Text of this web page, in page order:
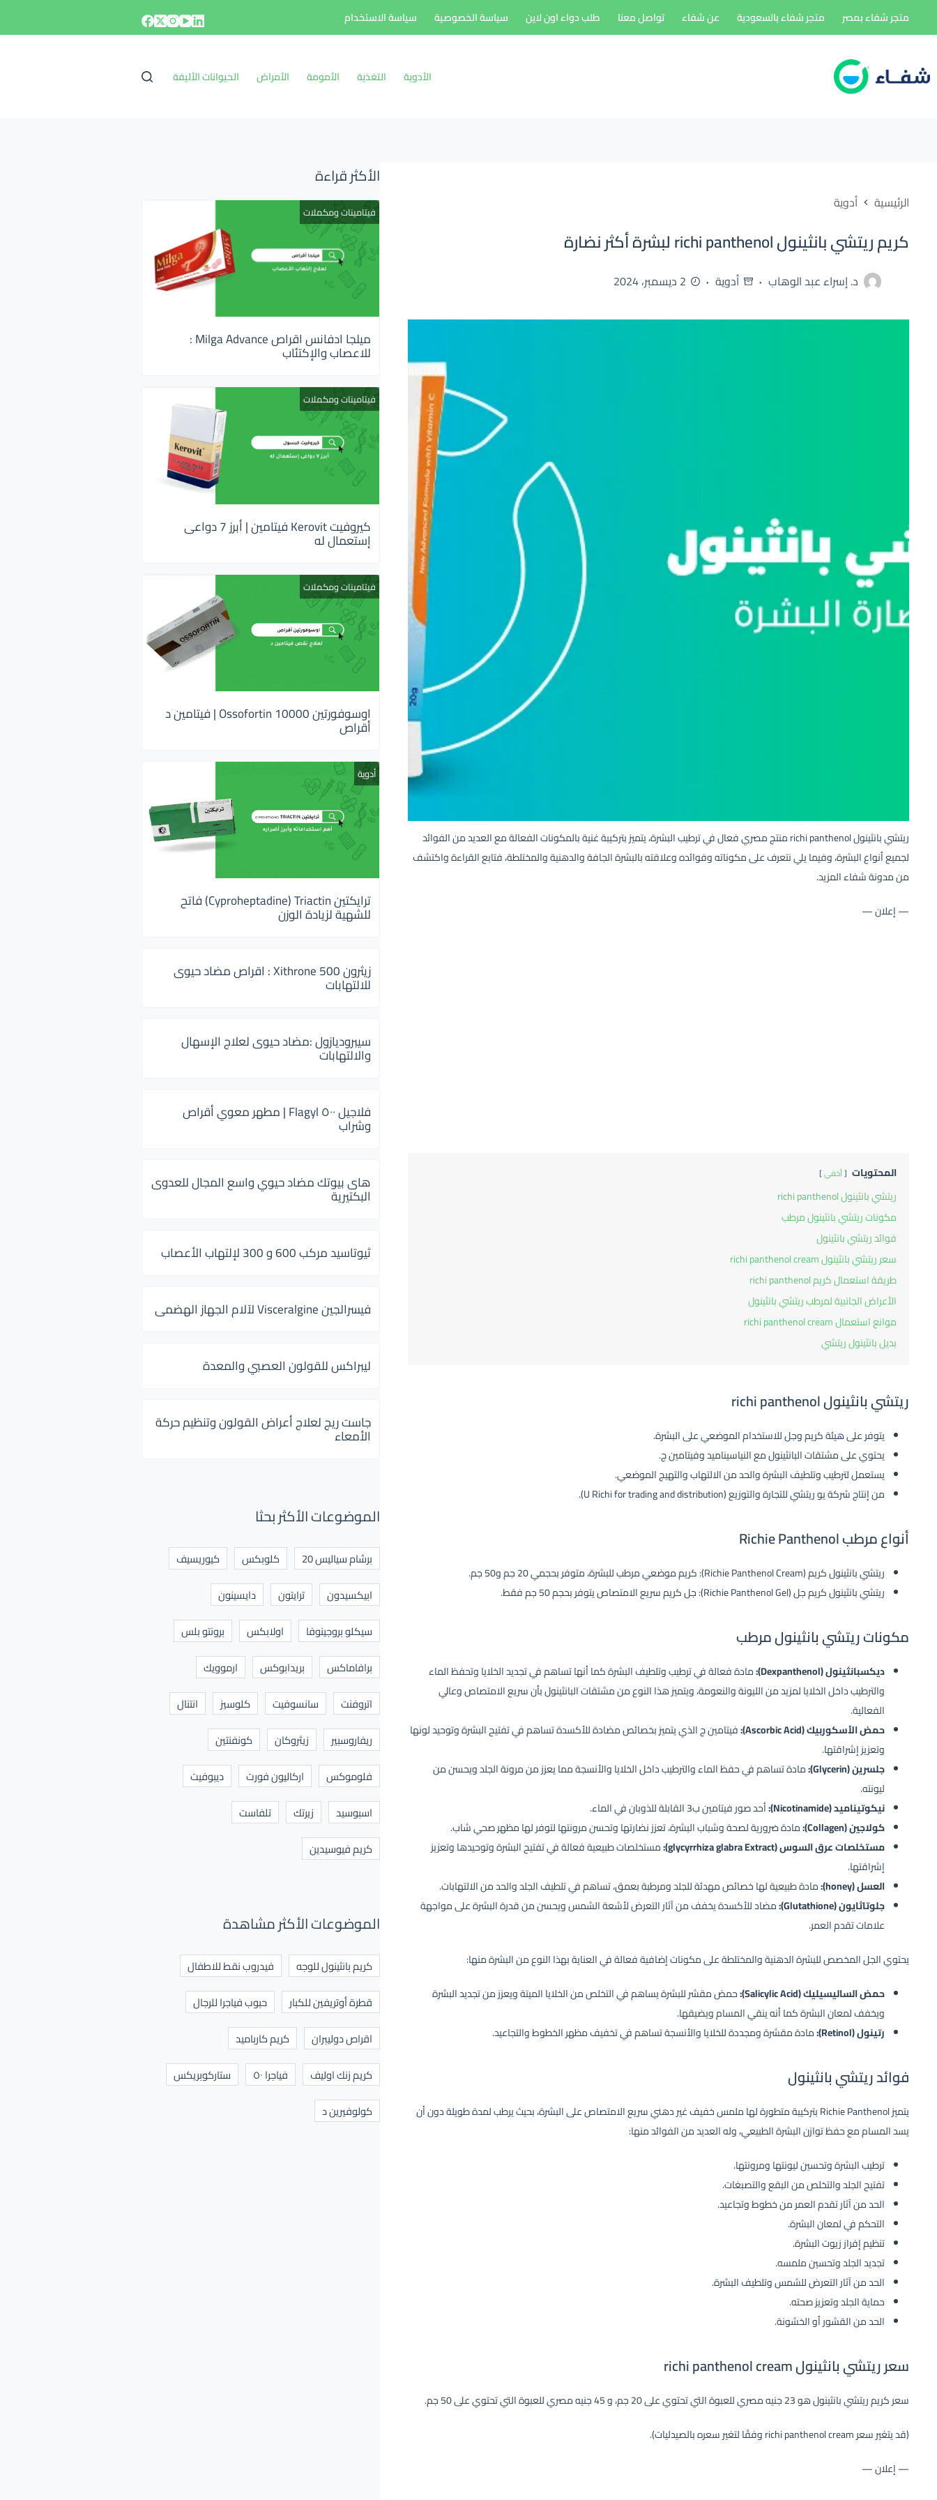
إلى
متجر شفاء بمصر متجر شفاء بالسعودية عن شفاء تواصل معنا طلب دواء اون لاين سياسة الخصوصية سياسة الاستخدام
الأدوية التغذية الأمومة الأمراض الحيوانات الأليفة
الرئيسية أدوية
كريم ريتشي بانثينول richi panthenol لبشرة أكثر نضارة
د. إسراء عبد الوهاب أدوية 2 ديسمبر، 2024
ريتشي بانثينول richi panthenol منتج مصري فعال في ترطيب البشرة، يتميز بتركيبة غنية بالمكونات الفعالة مع العديد من الفوائد
لجميع أنواع البشرة، وفيما يلي نتعرف على مكوناته وفوائده وعلاقته بالبشرة الجافة والدهنية والمختلطة، فتابع القراءة واكتشف
من مدونة شفاء المزيد.
— إعلان —
المحتويات أخفي
ريتشي بانثينول richi panthenol
مكونات ريتشي بانثينول مرطب
فوائد ريتشي بانثينول
سعر ريتشي بانثينول richi panthenol cream
طريقة استعمال كريم richi panthenol
الأعراض الجانبية لمرطب ريتشي بانثينول
موانع استعمال richi panthenol cream
بديل بانثينول ريتشي
ريتشي بانثينول richi panthenol
يتوفر على هيئة كريم وجل للاستخدام الموضعي على البشرة.
يحتوي على مشتقات البانثينول مع النياسيناميد وفيتامين ج.
يستعمل لترطيب وتلطيف البشرة والحد من الالتهاب والتهيج الموضعي.
من إنتاج شركة يو ريتشي للتجارة والتوزيع (U Richi for trading and distribution).
أنواع مرطب Richie Panthenol
ريتشي بانثينول كريم (Richie Panthenol Cream): كريم موضعي مرطب للبشرة، متوفر بحجمي 20 جم و50 جم.
ريتشي بانثينول كريم جل (Richie Panthenol Gel): جل كريم سريع الامتصاص يتوفر بحجم 50 جم فقط.
مكونات ريتشي بانثينول مرطب
ديكسبانثينول (Dexpanthenol):
مادة فعالة في ترطيب وتلطيف البشرة كما أنها تساهم في تجديد الخلايا وتحفظ الماء
والترطيب داخل الخلايا لمزيد من الليونة والنعومة، ويتميز هذا النوع من مشتقات البانثينول بأن سريع الامتصاص وعالي
الفعالية.
حمض الأسكوربيك (Ascorbic Acid):
فيتامين ج الذي يتميز بخصائص مضادة للأكسدة تساهم في تفتيح البشرة وتوحيد لونها
وتعزيز إشراقتها.
جلسرين (Glycerin):
مادة تساهم في حفظ الماء والترطيب داخل الخلايا والأنسجة مما يعزز من مرونة الجلد ويحسن من
ليونته.
نيكوتيناميد (Nicotinamide):
أحد صور فيتامين ب3 القابلة للذوبان في الماء.
كولاجين (Collagen):
مادة ضرورية لصحة وشباب البشرة، تعزز نضارتها وتحسن مرونتها لتوفر لها مظهر صحي شاب.
مستخلصات عرق السوس (glycyrrhiza glabra Extract):
مستخلصات طبيعية فعالة في تفتيح البشرة وتوحيدها وتعزيز
إشراقتها.
العسل (honey):
مادة طبيعية لها خصائص مهدئة للجلد ومرطبة بعمق، تساهم في تلطيف الجلد والحد من الالتهابات.
جلوتاثايون (Glutathione):
مضاد للأكسدة يخفف من آثار التعرض لأشعة الشمس ويحسن من قدرة البشرة على مواجهة
علامات تقدم العمر.
يحتوي الجل المخصص للبشرة الدهنية والمختلطة على مكونات إضافية فعالة في العناية بهذا النوع من البشرة منها:
حمض الساليسيليك (Salicylic Acid):
حمض مقشر للبشرة يساهم في التخلص من الخلايا الميتة ويعزز من تجديد البشرة
ويخفف لمعان البشرة كما أنه ينقي المسام ويضيقها.
رتينول (Retinol):
مادة مقشرة ومجددة للخلايا والأنسجة تساهم في تخفيف مظهر الخطوط والتجاعيد.
فوائد ريتشي بانثينول
يتميز Richie Panthenol بتركيبة متطورة لها ملمس خفيف غير دهني سريع الامتصاص على البشرة، بحيث يرطب لمدة طويلة دون أن
يسد المسام مع حفظ توازن البشرة الطبيعي، وله العديد من الفوائد منها:
ترطيب البشرة وتحسين ليونتها ومرونتها.
تفتيح الجلد والتخلص من البقع والتصبغات.
الحد من آثار تقدم العمر من خطوط وتجاعيد.
التحكم في لمعان البشرة.
تنظيم إفراز زيوت البشرة.
تجديد الجلد وتحسين ملمسه.
الحد من آثار التعرض للشمس وتلطيف البشرة.
حماية الجلد وتعزيز صحته.
الحد من القشور أو الخشونة.
سعر ريتشي بانثينول richi panthenol cream
سعر كريم ريتشي بانثينول هو 23 جنيه مصري للعبوة التي تحتوي على 20 جم، و 45 جنيه مصري للعبوة التي تحتوي على 50 جم.
(قد يتغير سعر richi panthenol cream وفقًا لتغير سعره بالصيدليات).
— إعلان —
الأكثر قراءة
فيتامينات ومكملات
ميلجا ادفانس اقراص Milga Advance :
للاعصاب والإكتئاب
فيتامينات ومكملات
كيروفيت Kerovit فيتامين | أبرز 7 دواعى
إستعمال له
فيتامينات ومكملات
اوسوفورتين 10000 Ossofortin | فيتامين د
أقراص
أدوية
ترايكتين Cyproheptadine) Triactin) فاتح
للشهية لزيادة الوزن
زيثرون 500 Xithrone : اقراص مضاد حيوى
للالتهابات
سيبروديازول :مضاد حيوى لعلاج الإسهال
والالتهابات
فلاجيل ٥٠٠ Flagyl | مطهر معوي أقراص
وشراب
هاى بيوتك مضاد حيوي واسع المجال للعدوى
البكتيرية
ثيوتاسيد مركب 600 و 300 لإلتهاب الأعصاب
فيسرالجين Visceralgine لآلام الجهاز الهضمى
ليبراكس للقولون العصبي والمعدة
جاست ريج لعلاج أعراض القولون وتنظيم حركة
الأمعاء
الموضوعات الأكثر بحثا
برشام سياليس 20 كلوبكس
كيوريسيف
ابيكسيدون
ترايتون
دايسينون
سيكلو بروجينوفا
اولابكس
برونتو بلس
برافاماكس
بريدابوكس
ارموويك
اتروفنت
سانسوفيت كلوسيز
انتنال
ريفاروسبير
زيثروكان
كونفنتين
فلوموكس
اركاليون فورت
ديبوفيت
اسبوسيد
زيرتك
تلفاست
كريم فيوسيدين
الموضوعات الأكثر مشاهدة
كريم بانثينول للوجه
فيدروب نقط للاطفال
قطرة أوتريفين للكبار
حبوب فياجرا للرجال
اقراص دوليبران
كريم كارباميد
كريم زنك اوليف
فياجرا ٥٠
ستاركوبريكس
كولوفيرين د